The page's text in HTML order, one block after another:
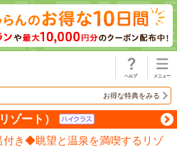
お得な特典をみる
ゾート）
き◆眺望と温泉を満喫するリゾ